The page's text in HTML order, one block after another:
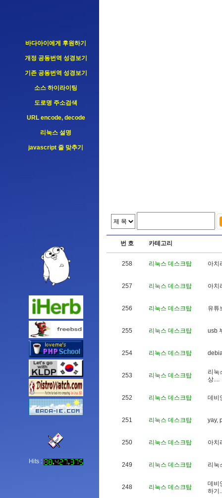
바다아이에게 후원하기
개정 공동번역 성경보기
기존 공동번역 성경보기
소스 하이라이팅
도로명 주소검색
URL encode, decode
리눅스 설명
javascript 줄 맞추기
Hits :
번 호 카테고리
258 리눅스 데스크탑 아치
257 리눅스 데스크탑 아치
256 리눅스 데스크탑 유튜
255 리눅스 데스크탑 usb
254 리눅스 데스크탑 debi
253 리눅스 데스크탑 리 눅
상....
252 리눅스 데스크탑 데 비
251 리눅스 데스크탑 yay,
250 리눅스 데스크탑 아치
249 리눅스 데스크탑 리 눅
248 리눅스 데스크탑 데 비
하기 ..